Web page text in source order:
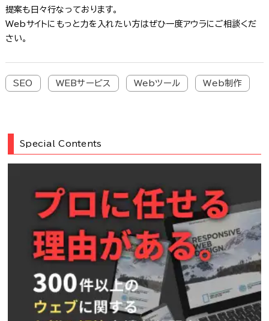
提案も日々行なっております。
Webサイトにもっと力を入れたい方はぜひ一度アウラにご相談くだ
さい。
SEO WEBサービス Webツール Web制作
Special Contents